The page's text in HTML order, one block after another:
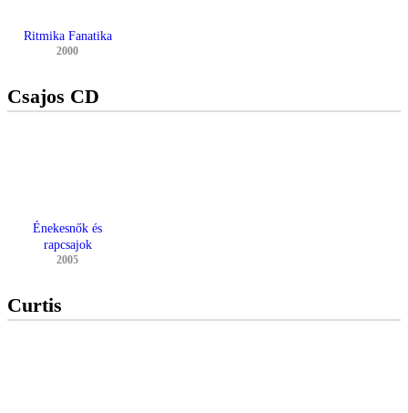
Ritmika Fanatika
2000
Csajos CD
Énekesnők és
rapcsajok
2005
Curtis